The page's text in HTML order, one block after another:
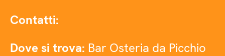
Contatti:
Dove si trova: Bar Osteria da Picchio